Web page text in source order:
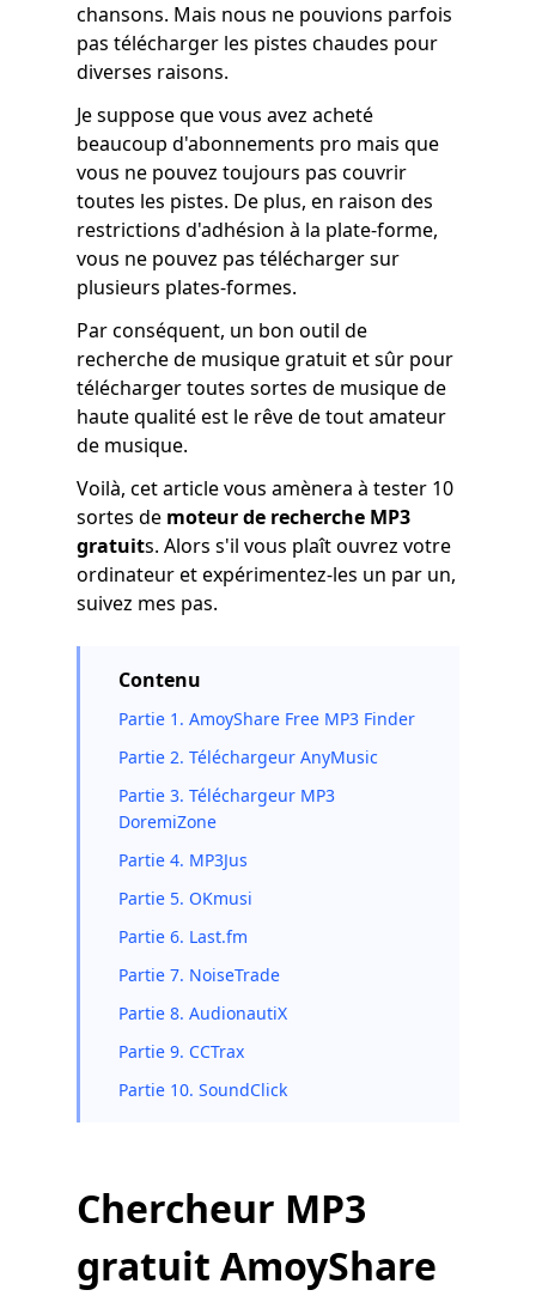
chansons. Mais nous ne pouvions parfois
pas télécharger les pistes chaudes pour
diverses raisons.
Je suppose que vous avez acheté
beaucoup d'abonnements pro mais que
vous ne pouvez toujours pas couvrir
toutes les pistes. De plus, en raison des
restrictions d'adhésion à la plate-forme,
vous ne pouvez pas télécharger sur
plusieurs plates-formes.
Par conséquent, un bon outil de
recherche de musique gratuit et sûr pour
télécharger toutes sortes de musique de
haute qualité est le rêve de tout amateur
de musique.
Voilà, cet article vous amènera à tester 10
sortes de moteur de recherche MP3
gratuits. Alors s'il vous plaît ouvrez votre
ordinateur et expérimentez-les un par un,
suivez mes pas.
Contenu
Partie 1. AmoyShare Free MP3 Finder
Partie 2. Téléchargeur AnyMusic
Partie 3. Téléchargeur MP3
DoremiZone
Partie 4. MP3Jus
Partie 5. OKmusi
Partie 6. Last.fm
Partie 7. NoiseTrade
Partie 8. AudionautiX
Partie 9. CCTrax
Partie 10. SoundClick
Chercheur MP3
gratuit AmoyShare